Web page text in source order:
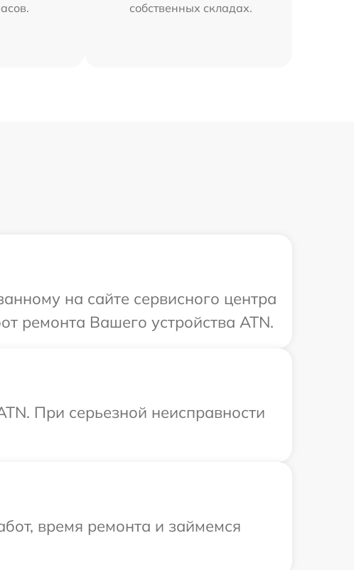
собственных складах.
на сайте сервисного центра
ремонта Вашего устройства ATN.
При серьезной неисправности
время ремонта и займемся